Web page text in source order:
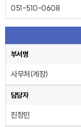
051-510-0608
부서명
사무처(계장)
담당자
진창민